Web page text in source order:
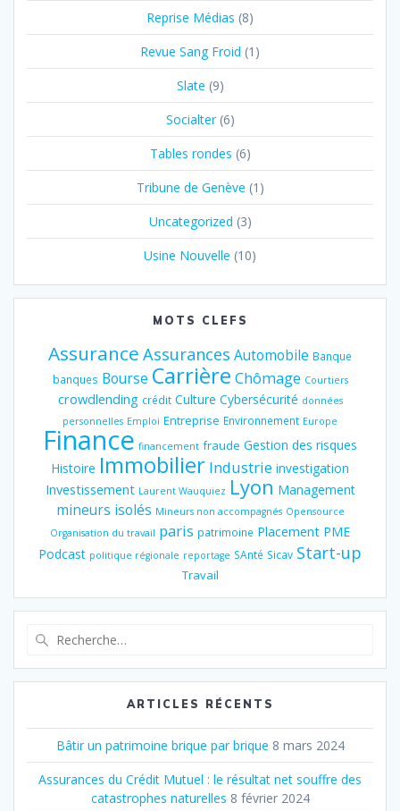
Reprise Médias (8)
Revue Sang Froid (1)
Slate (9)
Socialter(6)
Tables rondes (6)
Tribune de Genève (1)
Uncategorized (3)
Usine Nouvelle (10)
MOTS CLEFS
Assurance Assurances Automobile Banque
banques Bourse Carrière Chômage Courtiers
crowdlending crédit Culture Cybersécurité données
personnelles Emploi Entreprise Environnement Europe
Finance financement fraude Gestion des risques
Histoire Immobilier Industrie investigation
Investissement Laurent Wauquiez Lyon Management
mineurs isolés Mineurs non accompagnés Opensource
Organisation du travail paris patrimoine Placement PME
Podcast politique régionale reportage SAnté Sicav Start-up
Travail
:
ARTICLES RÉCENTS
Bâtir un patrimoine brique par brique 8 mars 2024
Assurances du Crédit Mutuel : le résultat net souffre des
catastrophes naturelles 8 février 2024